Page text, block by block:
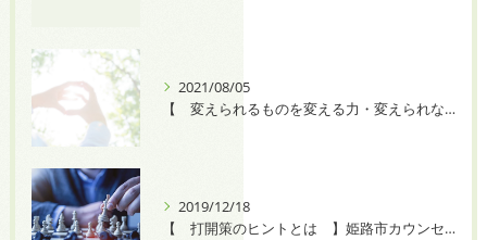
2021/08/05
【 変えられるものを変える力・変えられないものを受け入れる力 】
2019/12/18
【 打開策のヒントとは 】姫路市カウンセリングルームプチフォレスト